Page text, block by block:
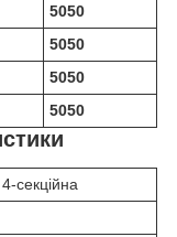
5050
5050
5050
5050
секційна